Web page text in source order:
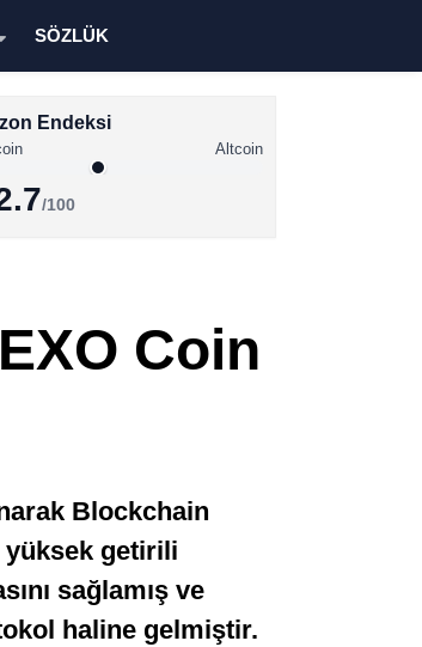
Altcoin Haberleri
Stablecoin Haberleri
SÖZLÜK
Endeksi
Altcoin
/100
Coin
Blockchain
yüksek getirili
sağlamış ve
haline gelmiştir.